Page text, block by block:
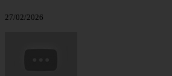
27/02/2026